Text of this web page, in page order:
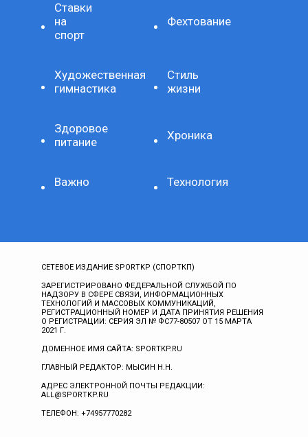
Ставки
на
спорт
Фехтование
Художественная
гимнастика
Стиль
жизни
Здоровое
питание
Хроника
Важно Технология
СЕТЕВОЕ ИЗДАНИЕ SPORTKP (СПОРТКП)
ЗАРЕГИСТРИРОВАНО ФЕДЕРАЛЬНОЙ СЛУЖБОЙ ПО
НАДЗОРУ В СФЕРЕ СВЯЗИ, ИНФОРМАЦИОННЫХ
ТЕХНОЛОГИЙ И МАССОВЫХ КОММУНИКАЦИЙ,
РЕГИСТРАЦИОННЫЙ НОМЕР И ДАТА ПРИНЯТИЯ РЕШЕНИЯ
О РЕГИСТРАЦИИ: СЕРИЯ ЭЛ № ФС77-80507 ОТ 15 МАРТА
2021 Г.
ДОМЕННОЕ ИМЯ САЙТА: SPORTKP.RU
ГЛАВНЫЙ РЕДАКТОР: МЫСИН Н.Н.
АДРЕС ЭЛЕКТРОННОЙ ПОЧТЫ РЕДАКЦИИ:
ALL@SPORTKP.RU
ТЕЛЕФОН: +74957770282